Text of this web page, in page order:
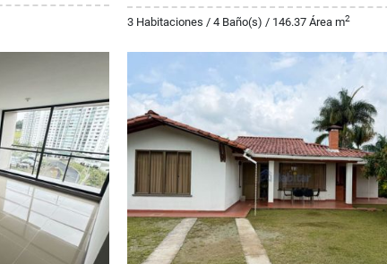
3 Habitaciones / 4 Baño(s) / 146.37 Área m2